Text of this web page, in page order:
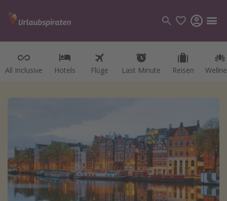
All Inclusive Hotels Flüge Last Minute Reisen
Kategorien
Kreuzfahrten
Reiseziele
Alle Reiseziele